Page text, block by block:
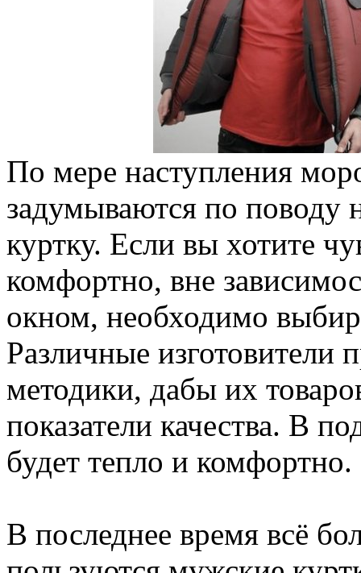
По мере наступления
задумываются по поводу
куртку. Если вы хотите
комфортно, вне
окном, необходимо
Различные изготовители
методики, дабы их
показатели качества. В
будет тепло и комфортно.
В последнее время всё